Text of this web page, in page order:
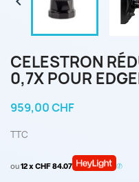
CELESTRON
0,7X POUR
959,00 CHF
TTC
ou12 x CHF 84.07